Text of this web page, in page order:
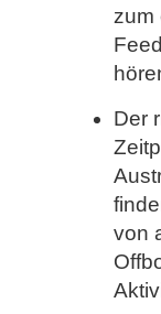
zum
Der
von